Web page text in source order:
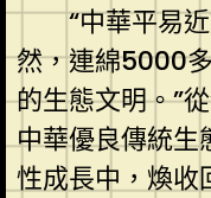
“中華平易
然，連綿5000
的生態文明。”
中華優良傳統生
性成長中，煥收